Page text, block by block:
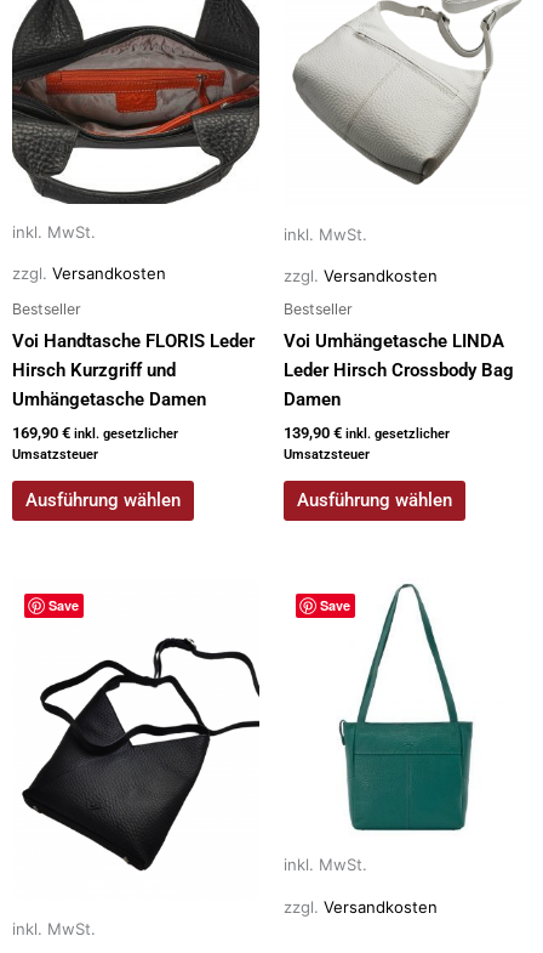
inkl. MwSt.
zzgl. Versandkosten
Bestseller
Voi Handtasche FLORIS Leder
Hirsch Kurzgriff und
Umhängetasche Damen
169,90 € inkl. gesetzlicher
Umsatzsteuer
Ausführung wählen
weist
mehrere
Varianten
auf.
Die
Optionen
können
auf
Produktseite
gewählt
werden
inkl. MwSt.
zzgl. Versandkosten
Bestseller
Voi Umhängetasche LINDA
Leder Hirsch Crossbody Bag
Damen
139,90 € inkl. gesetzlicher
Umsatzsteuer
Ausführung wählen
mehrere
Varianten
auf.
Produktseite
gewählt
werden
Save
inkl. MwSt.
Dieses
Produkt
mehrere
Varianten
Optionen
können
gewählt
Save
inkl. MwSt.
zzgl. Versandkosten
Dieses
Produkt
Varianten
Optionen
auf
Produktseite